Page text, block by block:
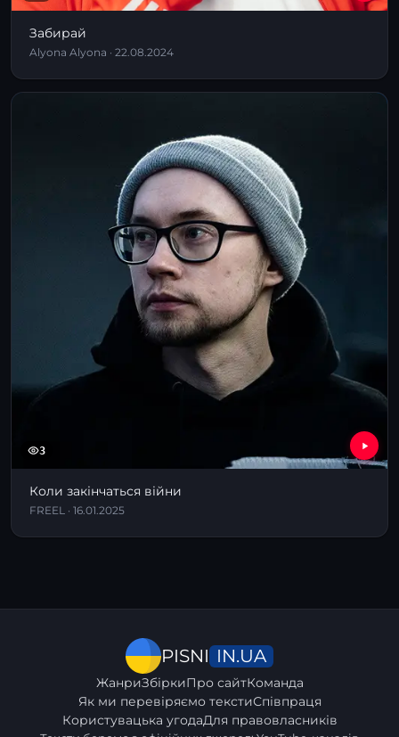
Забирай
Alyona Alyona · 22.08.2024
3
Коли закінчаться війни
FREEL · 16.01.2025
PISNI IN.UA
ЖанриЗбіркиПро сайтКоманда
Як ми перевіряємо текстиСпівпраця
Користувацька угодаДля правовласників